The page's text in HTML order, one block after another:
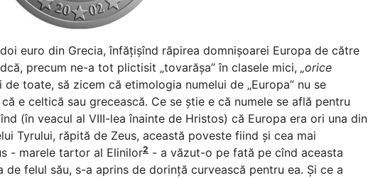
euro din Grecia, înfățișînd răpirea domnișoarei Europa de către
precum ne-a tot plictisit „tovarășa” în clasele mici, „orice
de toate, să zicem că etimologia numelui de „Europa” nu se
e celtică sau grecească. Ce se știe e că numele se află pentru
(în veacul al VIII-lea înainte de Hristos) că Europa era ori una din
Tyrului, răpită de Zeus, această poveste fiind și cea mai
- marele tartor al Elinilor2 - a văzut-o pe fată pe cînd aceasta
felul său, s-a aprins de dorință curvească pentru ea. Și ce a